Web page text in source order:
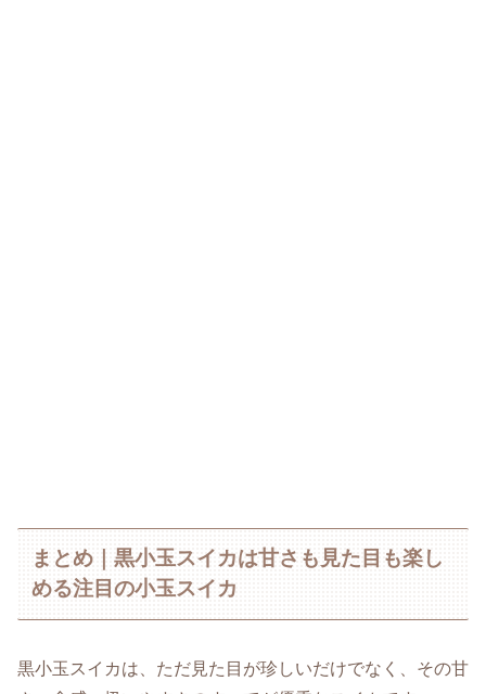
まとめ｜黒小玉スイカは甘さも見た目も楽し
める注目の小玉スイカ
黒小玉スイカは、ただ見た目が珍しいだけでなく、その甘